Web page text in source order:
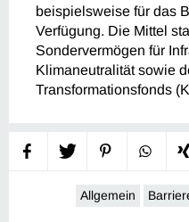
beispielsweise für das
Verfügung. Die Mittel
Sondervermögen für
Klimaneutralität sowie
Transformationsfonds
Allgemein